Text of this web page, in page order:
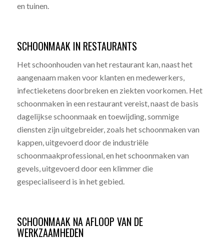
en tuinen.
SCHOONMAAK IN RESTAURANTS
Het schoonhouden van het restaurant kan, naast het
aangenaam maken voor klanten en medewerkers,
infectieketens doorbreken en ziekten voorkomen. Het
schoonmaken in een restaurant vereist, naast de basis
dagelijkse schoonmaak en toewijding, sommige
diensten zijn uitgebreider, zoals het schoonmaken van
kappen, uitgevoerd door de industriële
schoonmaakprofessional, en het schoonmaken van
gevels, uitgevoerd door een klimmer die
gespecialiseerd is in het gebied.
SCHOONMAAK NA AFLOOP VAN DE
WERKZAAMHEDEN